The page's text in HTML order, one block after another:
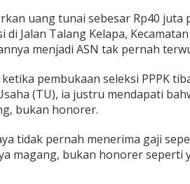
uang tunai sebesar Rp40 juta
di Jalan Talang Kelapa,
menjadi ASN tak pernah
pembukaan seleksi PPPK
(TU), ia justru mendapati
bukan honorer.
tidak pernah menerima gaji
magang, bukan honorer seperti